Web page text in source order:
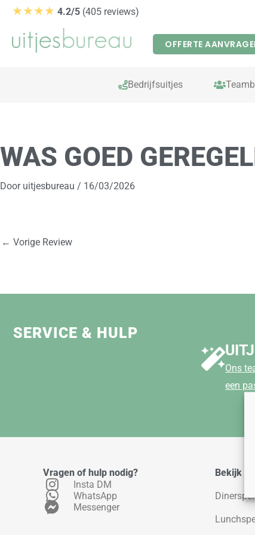
★★★★ 4.2/5 (405 reviews)
OFFERTE
Bedrijfsuitjes
WAS GOED
Door uitjesbureau / 16/03/2026
← Vorige Review
SERVICE & HULP
Ons
een
Vragen of hulp nodig?
Insta DM
WhatsApp
Messenger
Bekijk
Dinerspel